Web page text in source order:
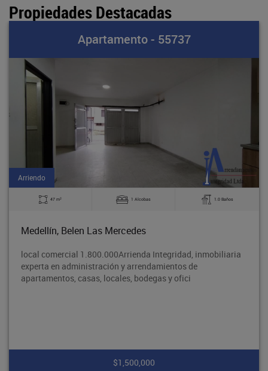
Propiedades Destacadas
Apartamento - 55737
Arriendo
47 m2 1 Alcobas 1.0 Baños
Medellín, Belen Las Mercedes
local comercial 1.800.000Arrienda Integridad, inmobiliaria
experta en administración y arrendamientos de
apartamentos, casas, locales, bodegas y ofici
$1,500,000